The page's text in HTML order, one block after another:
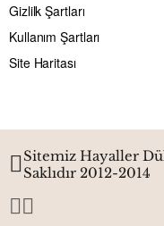
Gizlilk Şartları
Kullanım Şartları
Site Haritası
Sitemiz Hayaller
Saklıdır 2012-2014